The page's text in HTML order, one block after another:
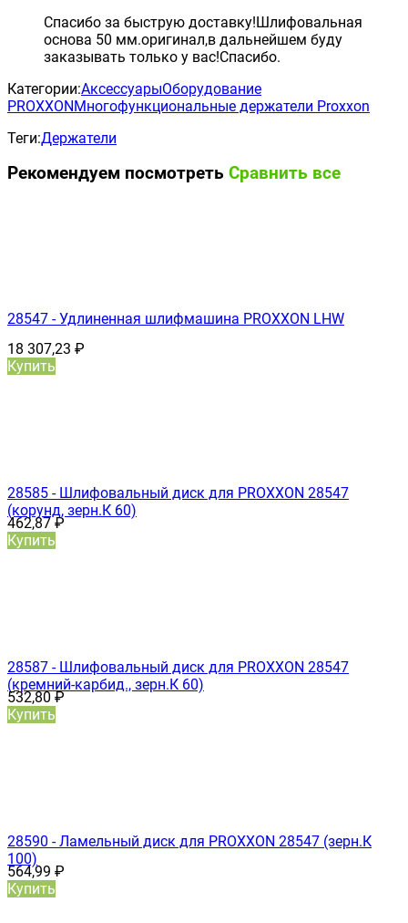
Спасибо за быструю доставку!Шлифовальная
основа 50 мм.оригинал,в дальнейшем буду
заказывать только у вас!Спасибо.
Категории:АксессуарыОборудование
PROXXONМногофункциональные держатели Proxxon
Теги:Держатели
Рекомендуем посмотреть Сравнить все
28547 - Удлиненная шлифмашина PROXXON LHW
18 307,23 ₽
Купить
28585 - Шлифовальный диск для PROXXON 28547
(корунд, зерн.К 60)
462,87₽
Купить
28587 - Шлифовальный диск для PROXXON 28547
(кремний-карбид., зерн.К 60)
532,80₽
Купить
28590 - Ламельный диск для PROXXON 28547 (зерн.К
100)
564,99 ₽
Купить